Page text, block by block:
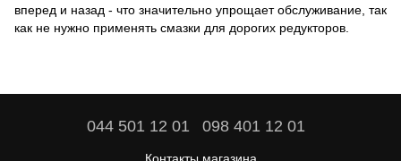
вперед и назад - что значительно упрощает обслуживание, так
как не нужно применять смазки для дорогих редукторов.
044 501 12 01 098 401 12 01